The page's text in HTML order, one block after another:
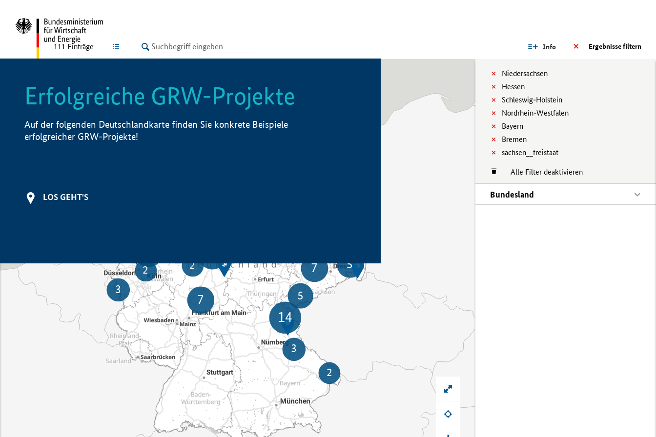
LISTE Ergebnisse filtern
Info
Niedersachsen
Hessen
Schleswig-Holstein
Nordrhein-Westfalen
Bayern
Bremen
sachsen__freistaat
Alle Filter deaktivieren
Bundesland
111 Einträge
Erfolgreiche GRW-Projekte
Auf der folgenden Deutschlandkarte finden Sie konkrete Beispiele
erfolgreicher GRW-Projekte!
LOS GEHT'S